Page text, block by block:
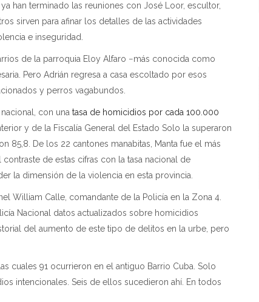
han terminado las reuniones con José Loor, escultor,
sirven para afinar los detalles de las actividades
e inseguridad.
de la parroquia Eloy Alfaro −más conocida como
Pero Adrián regresa a casa escoltado por esos
y perros vagabundos.
con una tasa de homicidios por cada 100.000
y de la Fiscalía General del Estado Solo la superaron
85,8. De los 22 cantones manabitas, Manta fue el más
de estas cifras con la tasa nacional de
la dimensión de la violencia en esta provincia.
William Calle, comandante de la Policía en la Zona 4.
Nacional datos actualizados sobre homicidios
del aumento de este tipo de delitos en la urbe, pero
las cuales 91 ocurrieron en el antiguo Barrio Cuba. Solo
intencionales. Seis de ellos sucedieron ahí. En todos